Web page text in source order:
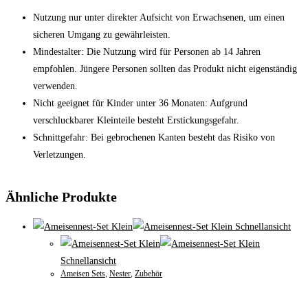
Nutzung nur unter direkter Aufsicht von Erwachsenen, um einen
sicheren Umgang zu gewährleisten.
Mindestalter: Die Nutzung wird für Personen ab 14 Jahren
empfohlen. Jüngere Personen sollten das Produkt nicht eigenständig
verwenden.
Nicht geeignet für Kinder unter 36 Monaten: Aufgrund
verschluckbarer Kleinteile besteht Erstickungsgefahr.
Schnittgefahr: Bei gebrochenen Kanten besteht das Risiko von
Verletzungen.
Ähnliche Produkte
Schnellansicht
Schnellansicht
Ameisen Sets Nester Zubehör